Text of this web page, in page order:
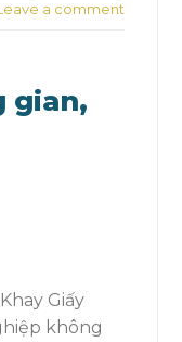
a comment
gian,
Giấy
không